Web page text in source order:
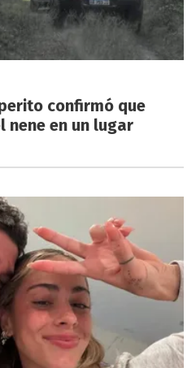
confirmó que
en un lugar